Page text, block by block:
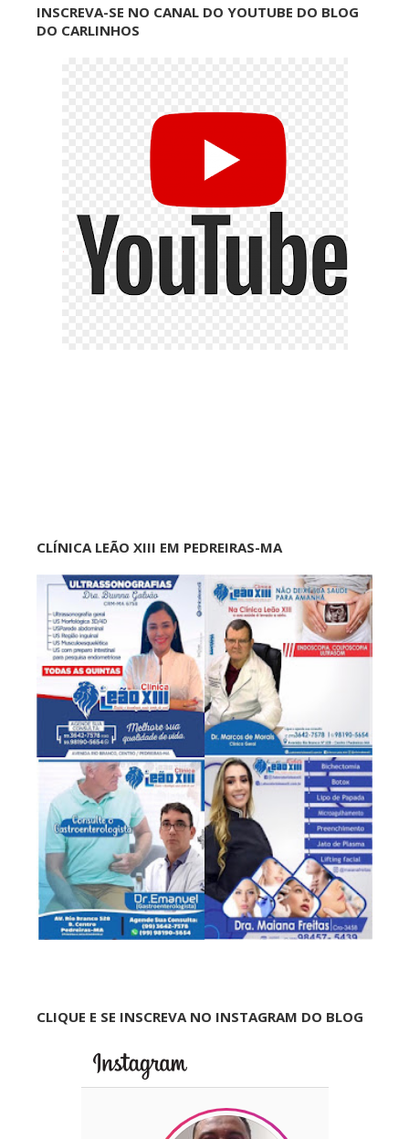
INSCREVA-SE NO CANAL DO YOUTUBE DO BLOG
DO CARLINHOS
CLÍNICA LEÃO XIII EM PEDREIRAS-MA
CLIQUE E SE INSCREVA NO INSTAGRAM DO BLOG